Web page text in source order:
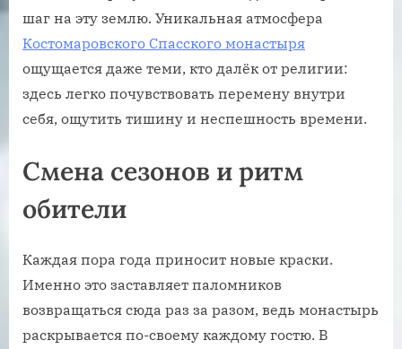
шаг на эту землю. Уникальная атмосфера
Костомаровского Спасского монастыря
ощущается даже теми, кто далёк от религии:
здесь легко почувствовать перемену внутри
себя, ощутить тишину и неспешность времени.
Смена сезонов и ритм
обители
Каждая пора года приносит новые краски.
Именно это заставляет паломников
возвращаться сюда раз за разом, ведь монастырь
раскрывается по-своему каждому гостю. В